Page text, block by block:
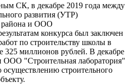
СК, в декабре 2019 года между
развития (УТР)
района и ООО
конкурса был заключен
по строительству школы в
325 миллионов рублей. В декабре
"Строительная лаборатория"
строительного